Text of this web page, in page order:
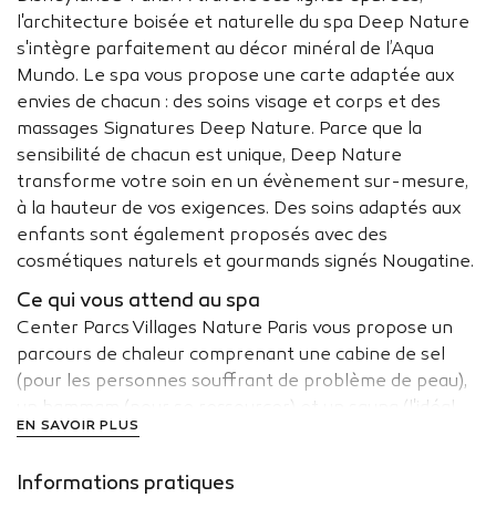
l'architecture boisée et naturelle du spa Deep Nature
s'intègre parfaitement au décor minéral de l’Aqua
Mundo. Le spa vous propose une carte adaptée aux
envies de chacun : des soins visage et corps et des
massages Signatures Deep Nature. Parce que la
sensibilité de chacun est unique, Deep Nature
transforme votre soin en un évènement sur-mesure,
à la hauteur de vos exigences. Des soins adaptés aux
enfants sont également proposés avec des
cosmétiques naturels et gourmands signés Nougatine.
Ce qui vous attend au spa
Center Parcs Villages Nature Paris vous propose un
parcours de chaleur comprenant une cabine de sel
(pour les personnes souffrant de problème de peau),
un hammam (pour se ressourcer) et un sauna (l'idéal
pour se relaxer). Vous pouvez également vous
EN SAVOIR PLUS
Informations pratiques